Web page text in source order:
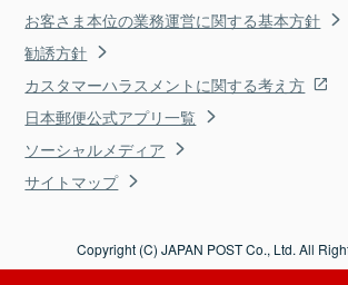
お客さま本位の業務運営に関する基本方針
勧誘方針
カスタマーハラスメントに関する考え方
日本郵便公式アプリ一覧
ソーシャルメディア
サイトマップ
Copyright (C) JAPAN POST Co., Ltd. All